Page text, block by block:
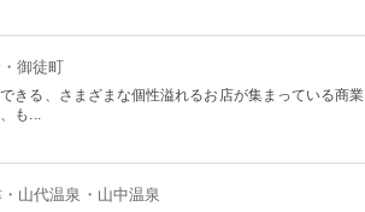
御徒町
きる、さまざまな個性溢れるお店が集まっている商業
も...
山代温泉・山中温泉